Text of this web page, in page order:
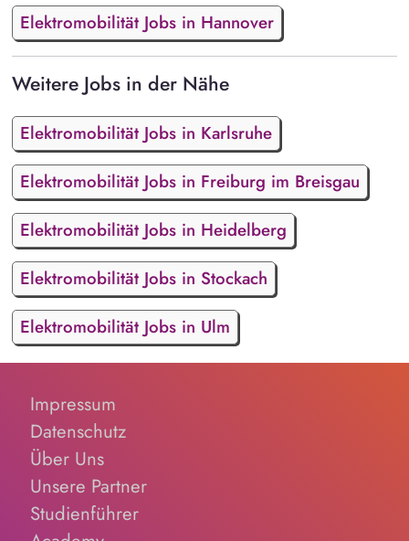
Elektromobilität Jobs in Hannover
Weitere Jobs in der Nähe
Elektromobilität Jobs in Karlsruhe
Elektromobilität Jobs in Freiburg im Breisgau
Elektromobilität Jobs in Heidelberg
Elektromobilität Jobs in Stockach
Elektromobilität Jobs in Ulm
Impressum
Datenschutz
Über Uns
Unsere Partner
Studienführer